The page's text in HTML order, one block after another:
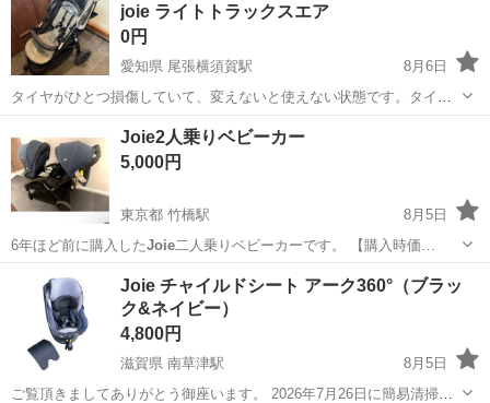
joie ライトトラックスエア
0円
愛知県 尾張横須賀駅
8月6日
タイヤがひとつ損傷していて、変えないと使えない状態です。タイヤ
交換して使って頂ける方いらっしゃいましたらお譲りします！公式サ
イトで、後輪タイヤひとつ5500円でした。 自宅前での直接引き取りお
願いします。 写真5枚目のよう...
尾張横須賀駅
Joie2人乗りベビーカー
5,000円
東京都 竹橋駅
8月5日
6年ほど前に購入したJoie二人乗りベビーカーです。 【購入時価…
ベビー用品
Joie チャイルドシート アーク360°（ブラッ
ク&ネイビー）
4,800円
滋賀県 南草津駅
8月5日
ご覧頂きましてありがとう御座います。 2026年7月26日に簡易清掃致